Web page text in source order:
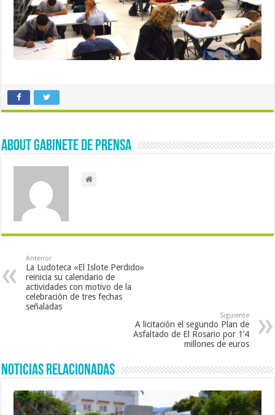
About Gabinete de Prensa
Anterior
La Ludoteca «El Islote Perdido»
reinicia su calendario de
actividades con motivo de la
celebración de tres fechas
señaladas
Siguiente
A licitación el segundo Plan de
Asfaltado de El Rosario por 1’4
millones de euros
Noticias Relacionadas